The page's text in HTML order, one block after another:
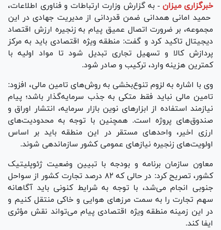
خبرگزاری میزان - به گزارش وزارت ارتباطات و فناوری اطلاعات،
حمید امانی همدانی ضمن قدردانی از مدیریت جهادی در این
مجموعه، بر ضرورت اتصال عمیق پیام به زنجیره ارزش اقتصاد
دیجیتال تاکید کرد و گفت: منطقه ویژه اقتصادی باید به مرکز
پردازش کالا و تسهیل تجاری تبدیل شود تا مواد اولیه با
کمترین هزینه وارد، ترکیب و صادر شود.
وی با اشاره به لزوم تنوع‌بخشی به روش‌های تامین مالی، افزود:
تامین مالی نباید فقط متکی به جذب سرمایه‌گذار باشد؛ پیام
نیازمند استفاده از ابزار‌های نوین بازار سرمایه، انتشار اوراق و
صندوق‌های پروژه است. همچنین با توجه به محدودیت‌های
ارزی اخیر، واحد‌های مستقر در این منطقه باید بر اساس
اولویت‌های زنجیره نیاز‌های عمومی کشور سازماندهی شوند.
معاون سازمان برنامه و بودجه با تبیین وضعیت ژئوپلیتیک
کشور، تصریح کرد: در حالی که ۸۲ درصد تجارت کشور از سواحل
جنوبی انجام می‌شد، با توجه به شرایط کنونی باید آگاهانه
سهم تجارت را به سمت مرز‌های هوایی و خاکی منتقل کنیم و
در این زمینه منطقه ویژه اقتصادی پیام می‌تواند نقش مؤثری
ایفا کند.